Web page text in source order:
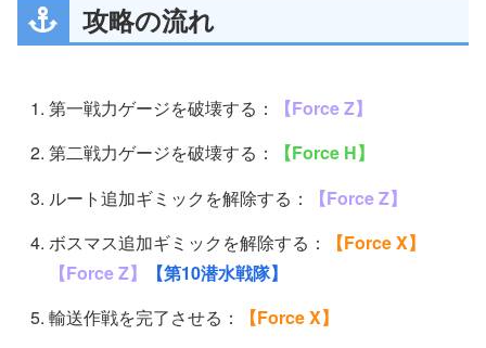
攻略の流れ
第一戦力ゲージを破壊する：
【Force Z】
第二戦力ゲージを破壊する：
【Force H】
ルート追加ギミックを解除する：
【Force Z】
ボスマス追加ギミックを解除する：
【Force X】
【Force Z】
【第10潜水戦隊】
輸送作戦を完了させる：
【Force X】